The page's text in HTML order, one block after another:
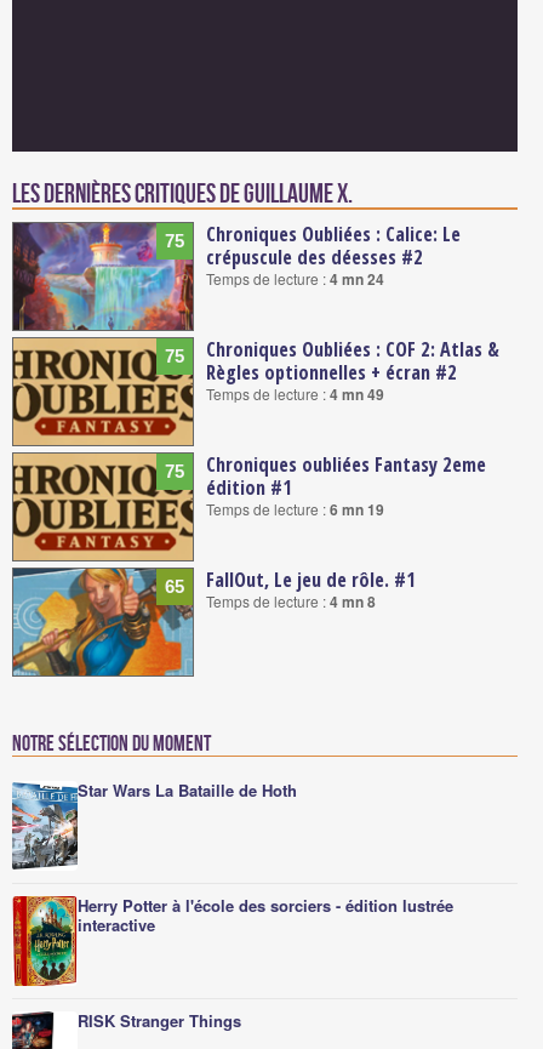
Les dernières critiques de Guillaume X.
75
Chroniques Oubliées : Calice: Le
crépuscule des déesses #2
Temps de lecture :4 mn 24
75
Chroniques Oubliées : COF 2: Atlas &
Règles optionnelles + écran #2
Temps de lecture :4 mn 49
75
Chroniques oubliées Fantasy 2eme
édition #1
Temps de lecture :6 mn 19
65 FallOut, Le jeu de rôle. #1
Temps de lecture :4 mn 8
Notre sélection du moment
Star Wars La Bataille de Hoth
Herry Potter à l'école des sorciers - édition lustrée
interactive
RISK Stranger Things